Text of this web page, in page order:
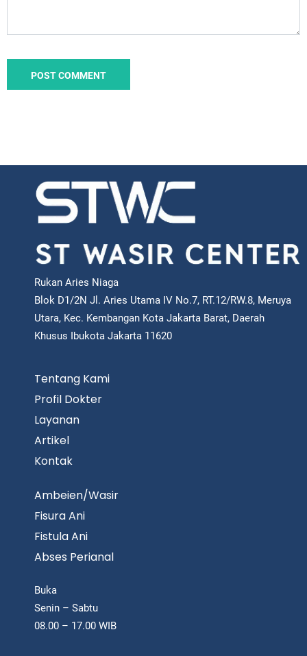
Rukan Aries Niaga
Blok D1/2N Jl. Aries Utama IV No.7, RT.12/RW.8, Meruya
Utara, Kec. Kembangan Kota Jakarta Barat, Daerah
Khusus Ibukota Jakarta 11620
Tentang Kami
Profil Dokter
Layanan
Artikel
Kontak
Ambeien/Wasir
Fisura Ani
Fistula Ani
Abses Perianal
Buka
Senin – Sabtu
08.00 – 17.00 WIB